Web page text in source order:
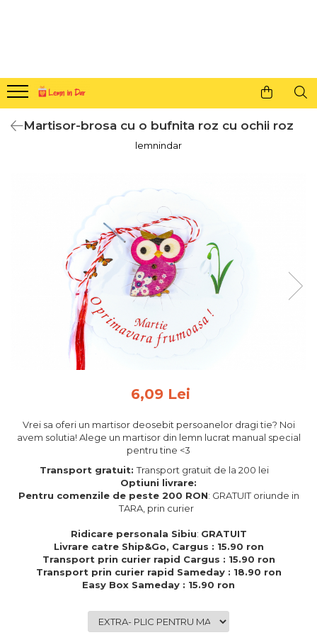
Agende din lemn
Agende 10x10
Semne de carte
Decoratiuni cu peisaje de iarna
Sosete de Craciun
Magneti de Craciun
Jucarii din lemn
Cercei din lemn
Tablouri personalizate
Insigne
Felicitari din lemn
Felicitari pentru cei dragi
Rame foto din lemn
Aromaterapie
Papioane din lemn
Decoratiuni pentru casa
Genti si portofele barbati din
Martisor-brosa cu o bufnita roz cu ochii roz
lemnindar
6,09 Lei
Vrei sa oferi un martisor deosebit persoanelor dragi tie? Noi
avem solutia! Alege un martisor din lemn lucrat manual special
pentru tine <3
Transport gratuit:Transport gratuit de la 200 lei
Optiuni livrare:
Pentru comenzile de peste 200 RON: GRATUIT oriunde in
TARA, prin curier
Ridicare personala Sibiu: GRATUIT
Livrare catre Ship&Go, Cargus : 15.90 ron
Transport prin curier rapid Cargus : 15.90 ron
Transport prin curier rapid Sameday : 18.90 ron
Easy Box Sameday : 15.90 ron